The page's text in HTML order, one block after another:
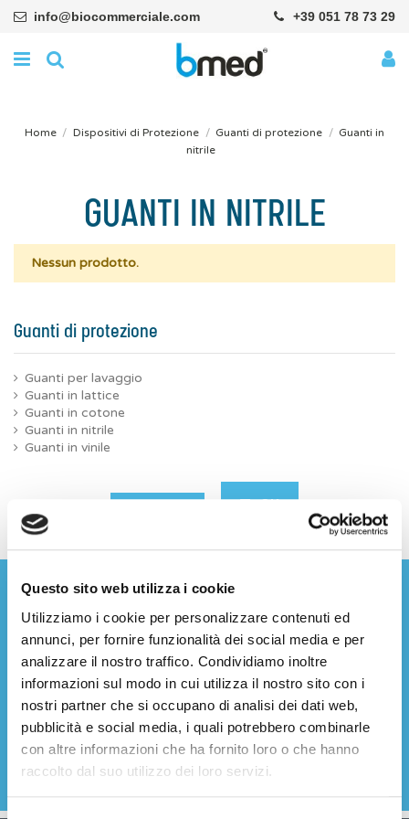
Questo sito web utilizza i cookie
Utilizziamo i cookie per personalizzare contenuti ed
annunci, per fornire funzionalità dei social media e per
analizzare il nostro traffico. Condividiamo inoltre
informazioni sul modo in cui utilizza il nostro sito con i
nostri partner che si occupano di analisi dei dati web,
pubblicità e social media, i quali potrebbero combinarle
con altre informazioni che ha fornito loro o che hanno
raccolto dal suo utilizzo dei loro servizi.
info@biocommerciale.com +39 051 78 73 29
Home Dispositivi di Protezione Guanti di protezione
Guanti in
nitrile
GUANTI IN NITRILE
Nessun prodotto.
Guanti di protezione
Guanti per lavaggio
Guanti in lattice
Guanti in cotone
Guanti in nitrile
Guanti in vinile
Cancella tutto OK
ISCRIVITI ALLA NEWSLETTER
dati personali per le finalità indicate nella informativa sulla
privacy (
Leggi la nostra informativa sulla privacy